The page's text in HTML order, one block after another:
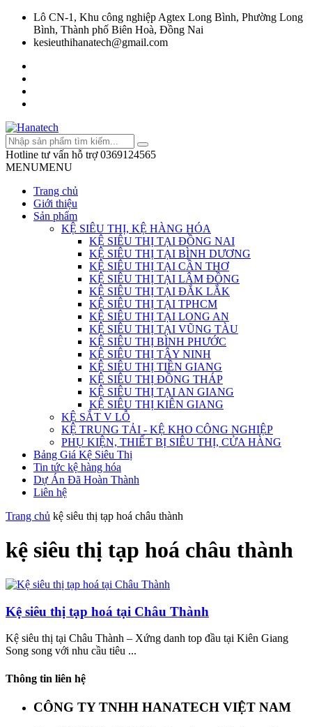
Lô CN-1, Khu công nghiệp Agtex Long Bình, Phường Long
Bình, Thành phố Biên Hoà, Đồng Nai
kesieuthihanatech@gmail.com
Hotline tư vấn hỗ trợ 0369124565
MENUMENU
Trang chủ
Giới thiệu
Sản phẩm
KỆ SIÊU THỊ, KỆ HÀNG HÓA
KỆ SIÊU THỊ TẠI ĐỒNG NAI
KỆ SIÊU THỊ TẠI BÌNH DƯƠNG
KỆ SIÊU THỊ TẠI CẦN THƠ
KỆ SIÊU THỊ TẠI LÂM ĐỒNG
KỆ SIÊU THỊ TẠI ĐẮK LẮK
KỆ SIÊU THỊ TẠI TPHCM
KỆ SIÊU THỊ TẠI LONG AN
KỆ SIÊU THỊ TẠI VŨNG TÀU
KỆ SIÊU THỊ BÌNH PHƯỚC
KỆ SIÊU THỊ TÂY NINH
KỆ SIÊU THỊ TIỀN GIANG
KỆ SIÊU THỊ ĐỒNG THÁP
KỆ SIÊU THỊ TẠI AN GIANG
KỆ SIÊU THỊ KIÊN GIANG
KỆ SẮT V LỖ
KỆ TRUNG TẢI - KỆ KHO CÔNG NGHIỆP
PHỤ KIỆN, THIẾT BỊ SIÊU THỊ, CỬA HÀNG
Bảng Giá Kệ Siêu Thị
Tin tức kệ hàng hóa
Dự Án Đã Hoàn Thành
Liên hệ
Trang chủ kệ siêu thị tạp hoá châu thành
kệ siêu thị tạp hoá châu thành
Kệ siêu thị tạp hoá tại Châu Thành
Kệ siêu thị tại Châu Thành – Xứng danh top đầu tại Kiên Giang
Song song với nhu cầu tiêu ...
Thông tin liên hệ
CÔNG TY TNHH HANATECH VIỆT NAM